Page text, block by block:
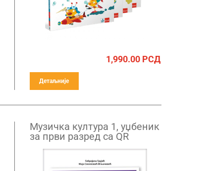
1,990.00РСД
Детаљније
Музичка култура 1, уџбеник
за први разред са QR
кодом